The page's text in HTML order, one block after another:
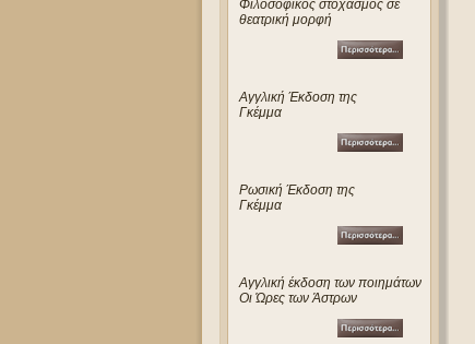
Φιλοσοφικός στοχασμός σε
θεατρική μορφή
Αγγλική Έκδοση της
Γκέμμα
Ρωσική Έκδοση της
Γκέμμα
Αγγλική έκδοση των ποιημάτων
Οι Ώρες των Άστρων